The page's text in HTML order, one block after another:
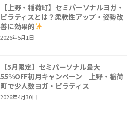
【上野・稲荷町】セミパーソナルヨガ・
ピラティスとは？柔軟性アップ・姿勢改
善に効果的
2026年5月1日
【5月限定】セミパーソナル最大
55%OFF初月キャンペーン｜上野・稲荷
町で少人数ヨガ・ピラティス
2026年4月30日